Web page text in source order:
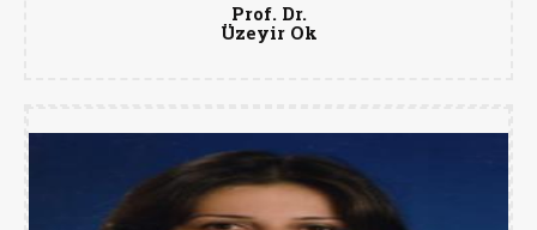
Prof. Dr.
Üzeyir Ok